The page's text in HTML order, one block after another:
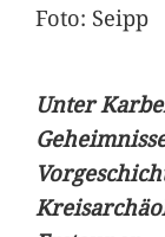
Foto: Seipp
Unter